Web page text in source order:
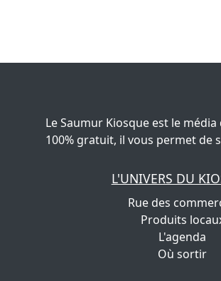
Le Saumur Kiosque est le
100% gratuit, il vous permet de
L'UNIVERS DU
Rue des
Produits
L'agenda
Où sortir